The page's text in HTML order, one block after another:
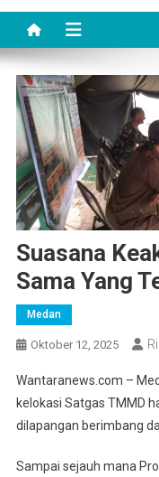
Suasana
Sama Yang
Medan
Oktober 12, 2025
Wantaranews.com –
kelokasi Satgas TMMD
dilapangan berimbang
Sampai sejauh mana